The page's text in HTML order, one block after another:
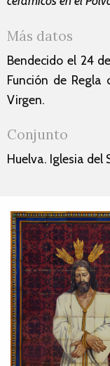
Más datos
Bendecido el 24
Función de
Virgen.
Conjunto
Huelva. Iglesia del